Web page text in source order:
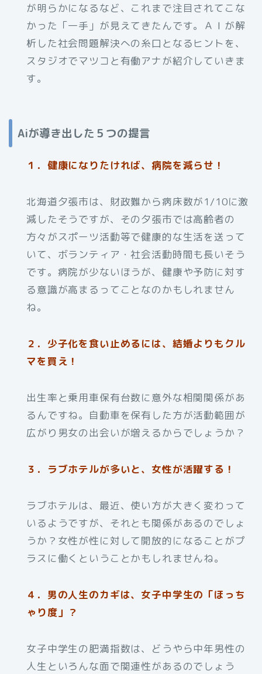
が明らかになるなど、これまで注目されてこな
かった「一手」が見えてきたんです。ＡＩが解
析した社会問題解決への糸口となるヒントを、
スタジオでマツコと有働アナが紹介していきま
す。
Aiが導き出した５つの提言
１．健康になりたければ、病院を減らせ！
北海道夕張市は、財政難から病床数が1/10に激
減したそうですが、その夕張市では高齢者の
方々がスポーツ活動等で健康的な生活を送って
いて、ボランティア・社会活動時間も長いそう
です。病院が少ないほうが、健康や予防に対す
る意識が高まるってことなのかもしれません
ね。
２．少子化を食い止めるには、結婚よりもクル
マを買え！
出生率と乗用車保有台数に意外な相関関係があ
るんですね。自動車を保有した方が活動範囲が
広がり男女の出会いが増えるからでしょうか？
３．ラブホテルが多いと、女性が活躍する！
ラブホテルは、最近、使い方が大きく変わって
いるようですが、それとも関係があるのでしょ
うか？女性が性に対して開放的になることがプ
ラスに働くということかもしれませんね。
４．男の人生のカギは、女子中学生の「ほっち
ゃり度」？
女子中学生の肥満指数は、どうやら中年男性の
人生といろんな面で関連性があるのでしょう